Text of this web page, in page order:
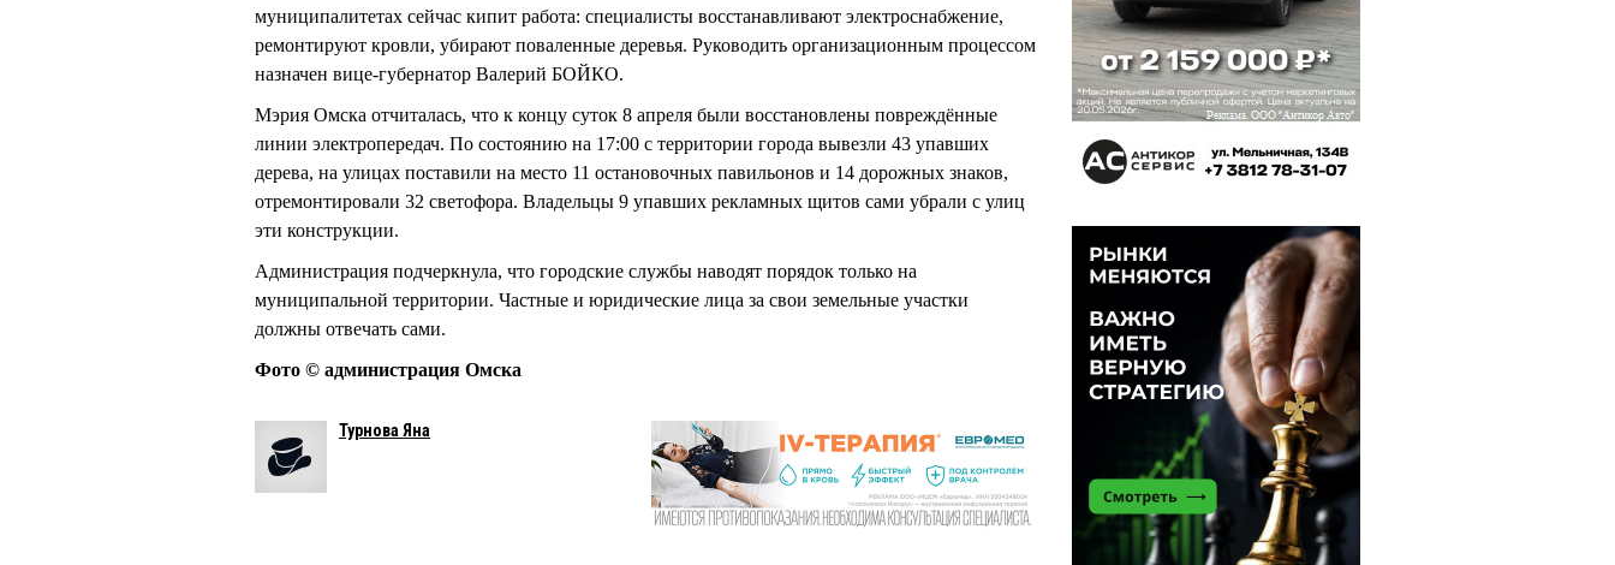
муниципалитетах сейчас кипит работа: специалисты восстанавливают электроснабжение,
ремонтируют кровли, убирают поваленные деревья. Руководить организационным процессом
назначен вице-губернатор Валерий БОЙКО.
Мэрия Омска отчиталась, что к концу суток 8 апреля были восстановлены повреждённые
линии электропередач. По состоянию на 17:00 с территории города вывезли 43 упавших
дерева, на улицах поставили на место 11 остановочных павильонов и 14 дорожных знаков,
отремонтировали 32 светофора. Владельцы 9 упавших рекламных щитов сами убрали с улиц
эти конструкции.
Администрация подчеркнула, что городские службы наводят порядок только на
муниципальной территории. Частные и юридические лица за свои земельные участки
должны отвечать сами.
Фото © администрация Омска
Турнова Яна